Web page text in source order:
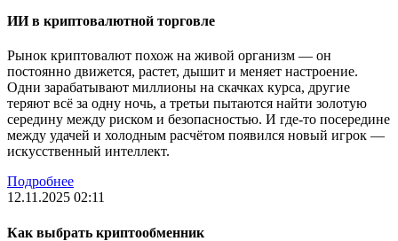
ИИ в криптовалютной торговле
Рынок криптовалют похож на живой организм — он
постоянно движется, растет, дышит и меняет настроение.
Одни зарабатывают миллионы на скачках курса, другие
теряют всё за одну ночь, а третьи пытаются найти золотую
середину между риском и безопасностью. И где-то посередине
между удачей и холодным расчётом появился новый игрок —
искусственный интеллект.
Подробнее
12.11.2025 02:11
Как выбрать криптообменник